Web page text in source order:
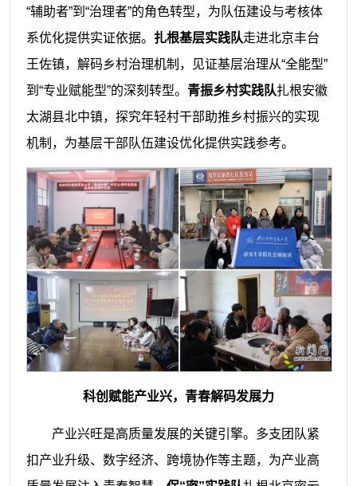
“辅助者”到“治理者”的角色转型，为队伍建设与考核体
系优化提供实证依据。 扎根基层实践队走进北京丰台
王佐镇，解码乡村治理机制，见证基层治理从“全能型”
到“专业赋能型”的深刻转型。 青振乡村实践队扎根安徽
太湖县北中镇，探究年轻村干部助推乡村振兴的实现
机制，为基层干部队伍建设优化提供实践参考。
科创赋能产业兴，青春解码发展力
产业兴旺是高质量发展的关键引擎。多支团队紧
扣产业升级、数字经济、跨境协作等主题，为产业高